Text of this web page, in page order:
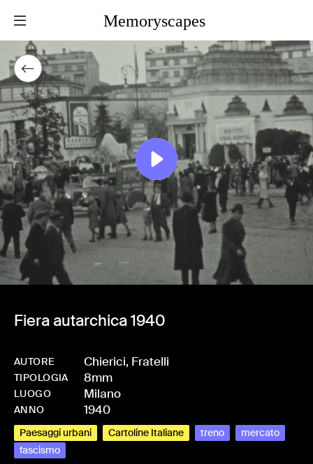
Memoryscapes
Fiera autarchica 1940
AUTORE Chierici, Fratelli
TIPOLOGIA 8mm
LUOGO Milano
ANNO 1940
Paesaggi urbani Cartoline Italiane treno
mercato
fascismo